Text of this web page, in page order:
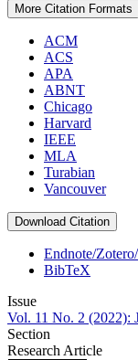
More Citation Formats
ACM
ACS
APA
ABNT
Chicago
Harvard
IEEE
MLA
Turabian
Vancouver
Download Citation
Endnote/
BibTeX
Issue
Vol. 11 No. 2 (2022):
Section
Research Article